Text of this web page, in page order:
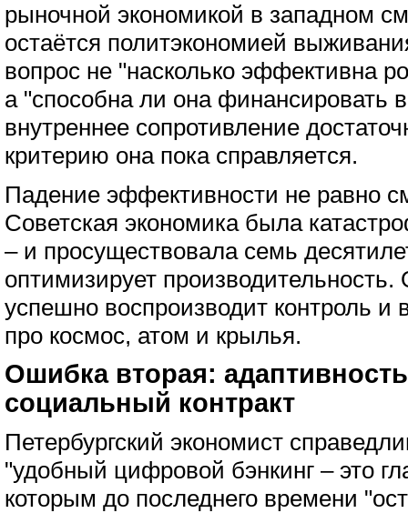
рыночной экономикой в западном
остаётся политэкономией
вопрос не "насколько эффективна
а "способна ли она финансировать
внутреннее сопротивление
критерию она пока справляется.
Падение эффективности не равно
Советская экономика была
– и просуществовала семь
оптимизирует
успешно воспроизводит контроль
про космос, атом и крылья.
Ошибка вторая:
социальный контракт
Петербургский экономист
"удобный цифровой бэнкинг – это
которым до последнего времени